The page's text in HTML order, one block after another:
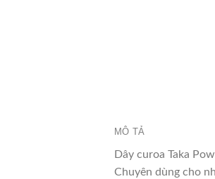
MÔ TẢ
Dây curoa Taka
Chuyên dùng cho